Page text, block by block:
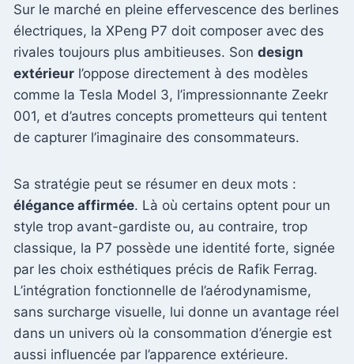
Sur le marché en pleine effervescence des berlines
électriques, la XPeng P7 doit composer avec des
rivales toujours plus ambitieuses. Son design
extérieur l’oppose directement à des modèles
comme la Tesla Model 3, l’impressionnante Zeekr
001, et d’autres concepts prometteurs qui tentent
de capturer l’imaginaire des consommateurs.
Sa stratégie peut se résumer en deux mots :
élégance affirmée. Là où certains optent pour un
style trop avant-gardiste ou, au contraire, trop
classique, la P7 possède une identité forte, signée
par les choix esthétiques précis de Rafik Ferrag.
L’intégration fonctionnelle de l’aérodynamisme,
sans surcharge visuelle, lui donne un avantage réel
dans un univers où la consommation d’énergie est
aussi influencée par l’apparence extérieure.